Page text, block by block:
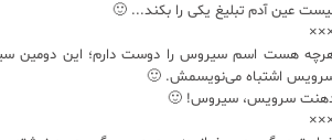
عین آدم تبلیغ یکی را بکند... 🙂
هست اسم سیروس را دوست دارم؛ این دومین
اشتباه می‌نویسمش. 🙂
سرویس، سیروس! 🙂